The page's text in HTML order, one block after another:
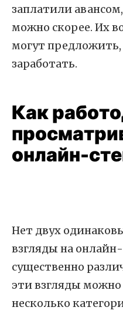
заплатили
можно скорее. Их
могут предложить,
заработать.
Как
онлайн-
Нет двух
взгляды на
существенно
эти взгляды можно
несколько